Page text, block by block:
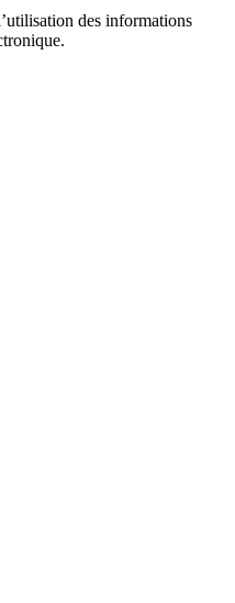
des informations